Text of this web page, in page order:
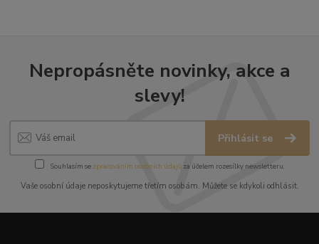
Nepropásněte novinky, akce a
slevy!
Přihlásit se
Souhlasím se zpracováním osobních údajůza účelem rozesílky newsletteru.
Vaše osobní údaje neposkytujeme třetím osobám. Můžete se kdykoli odhlásit.